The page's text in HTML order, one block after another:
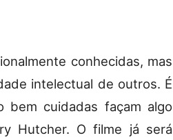
conhecidas, mas
intelectual de outros. É
bem cuidadas façam algo
Hutcher. O filme já será